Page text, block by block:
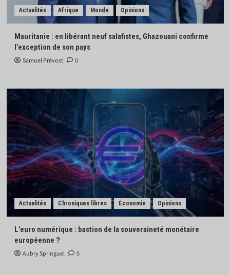
Actualités Afrique Monde Opinions
Mauritanie : en libérant neuf salafistes, Ghazouani confirme
l’exception de son pays
Samuel Prévost 0
Actualités Chroniques libres Économie Opinions
L’euro numérique : bastion de la souveraineté monétaire
européenne ?
Aubry Springuel 0